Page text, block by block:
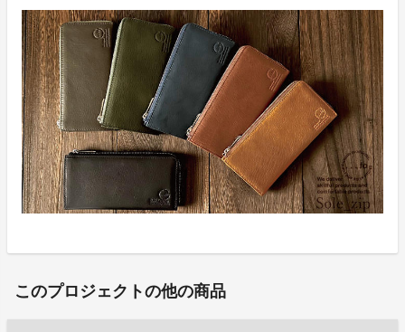
このプロジェクトの他の商品